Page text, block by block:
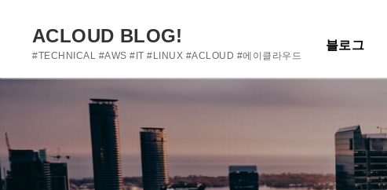
기
ACLOUD BLOG!
#TECHNICAL #AWS #IT #LINUX #ACLOUD #에이클라우드
블로그